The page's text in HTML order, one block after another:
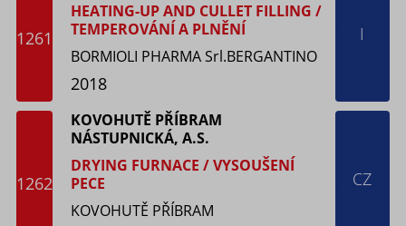
1261
HEATING-UP AND CULLET FILLING /
TEMPEROVÁNÍ A PLNĚNÍ
BORMIOLI PHARMA Srl.BERGANTINO
2018
I
1262
KOVOHUTĚ PŘÍBRAM
NÁSTUPNICKÁ, A.S.
DRYING FURNACE / VYSOUŠENÍ
PECE
KOVOHUTĚ PŘÍBRAM
CZ